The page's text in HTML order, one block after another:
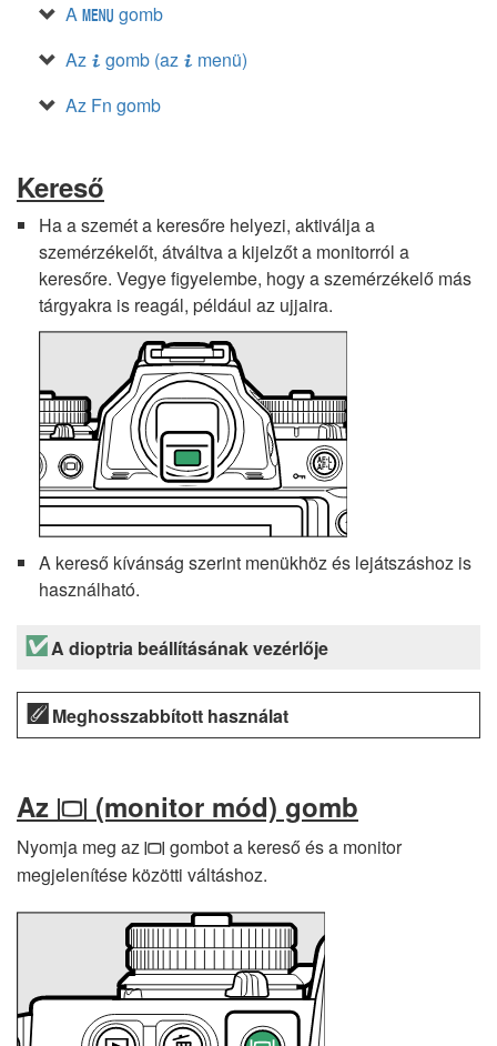
A G gomb
Az i gomb (az i menü)
Az Fn gomb
Kereső
Ha a szemét a keresőre helyezi, aktiválja a
szemérzékelőt, átváltva a kijelzőt a monitorról a
keresőre. Vegye figyelembe, hogy a szemérzékelő más
tárgyakra is reagál, például az ujjaira.
A kereső kívánság szerint menükhöz és lejátszáshoz is
használható.
A dioptria beállításának vezérlője
Meghosszabbított használat
Az M (monitor mód) gomb
Nyomja meg az M gombot a kereső és a monitor
megjelenítése közötti váltáshoz.